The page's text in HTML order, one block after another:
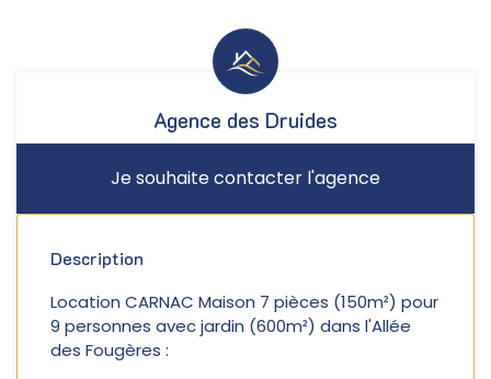
Agence des Druides
Je souhaite contacter l'agence
Description
Location CARNAC Maison 7 pièces (150m²) pour
9 personnes avec jardin (600m²) dans l'Allée
des Fougères :